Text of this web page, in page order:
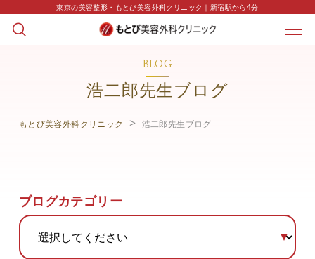
東京の美容整形・もとび美容外科クリニック｜新宿駅から4分
BLOG
浩二郎先生ブログ
もとび美容外科クリニック 浩二郎先生ブログ
ブログカテゴリー